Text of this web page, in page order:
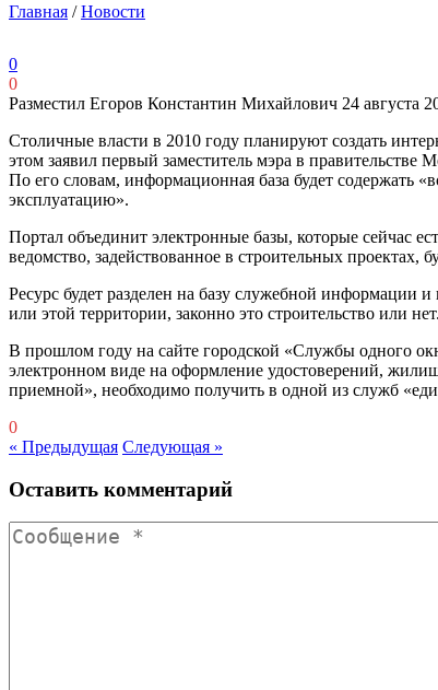
Главная /Новости
0
0
Разместил Егоров Константин Михайлович 24 августа
Столичные власти в 2010 году планируют создать
этом заявил первый заместитель мэра в
По его словам, информационная база будет содержать
эксплуатацию».
Портал объединит электронные базы, которые сейчас
ведомство, задействованное в строительных проектах,
Ресурс будет разделен на базу служебной информации
или этой территории, законно это строительство или
В прошлом году на сайте городской «Службы одного
электронном виде на оформление удостоверений,
приемной», необходимо получить в одной из служб
0
« Предыдущая Следующая »
Оставить комментарий